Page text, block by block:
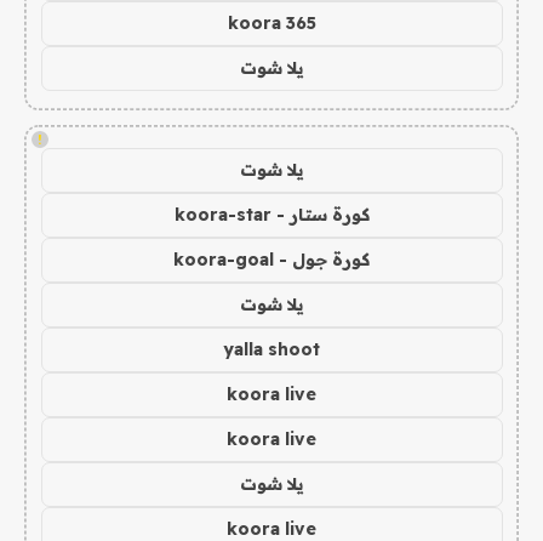
koora 365
يلا شوت
!
يلا شوت
كورة ستار - koora-star
كورة جول - koora-goal
يلا شوت
yalla shoot
koora live
koora live
يلا شوت
koora live